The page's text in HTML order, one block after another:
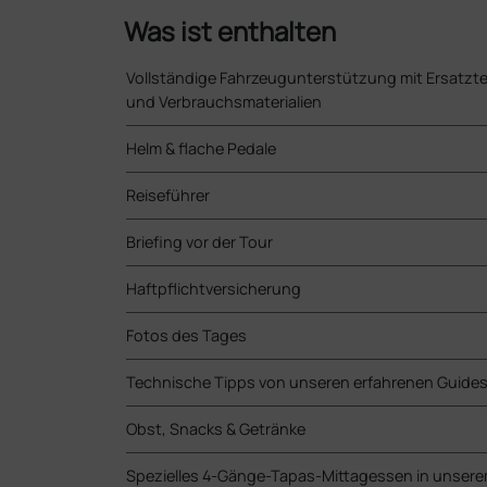
Was ist enthalten
Vollständige Fahrzeugunterstützung mit
und Verbrauchsmaterialien
Helm & flache Pedale
Reiseführer
Briefing vor der Tour
Haftpflichtversicherung
Fotos des Tages
Technische Tipps von unseren erfahrenen Guides
Obst, Snacks & Getränke
Spezielles 4-Gänge-Tapas-Mittagessen in